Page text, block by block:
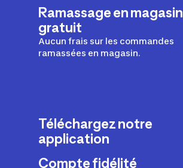
Ramassage en magasin
gratuit
Aucun frais sur les commandes
ramassées en magasin.
Téléchargez notre
application
Compte fidélité